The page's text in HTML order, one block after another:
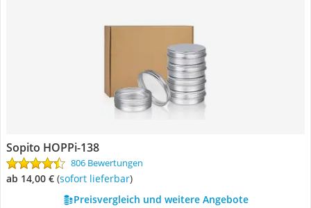
Sopito HOPPi-138
806 Bewertungen
ab 14,00 € ( Sofort lieferbar)
Preisvergleich und weitere Angebote